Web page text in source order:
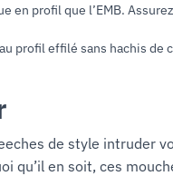
profil que l’EMB.
profil effilé sans hachis
de style intruder
qu’il en soit, ces